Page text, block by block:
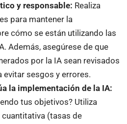
y responsable: Realiza
para mantener la
cómo se están utilizando las
Además, asegúrese de que
por la IA sean revisados
evitar sesgos y errores.
la implementación de la IA:
tus objetivos? Utiliza
(tasas de